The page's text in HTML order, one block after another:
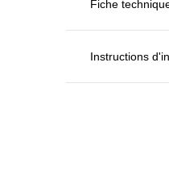
Fiche
Instructions